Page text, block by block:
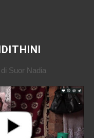
Suor Nadia